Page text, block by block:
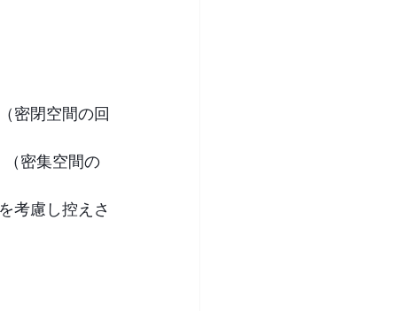
密閉空間の回
密集空間の
考慮し控えさ